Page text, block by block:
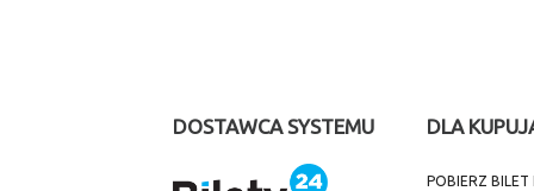
DOSTAWCA SYSTEMU DLA
POBIERZ